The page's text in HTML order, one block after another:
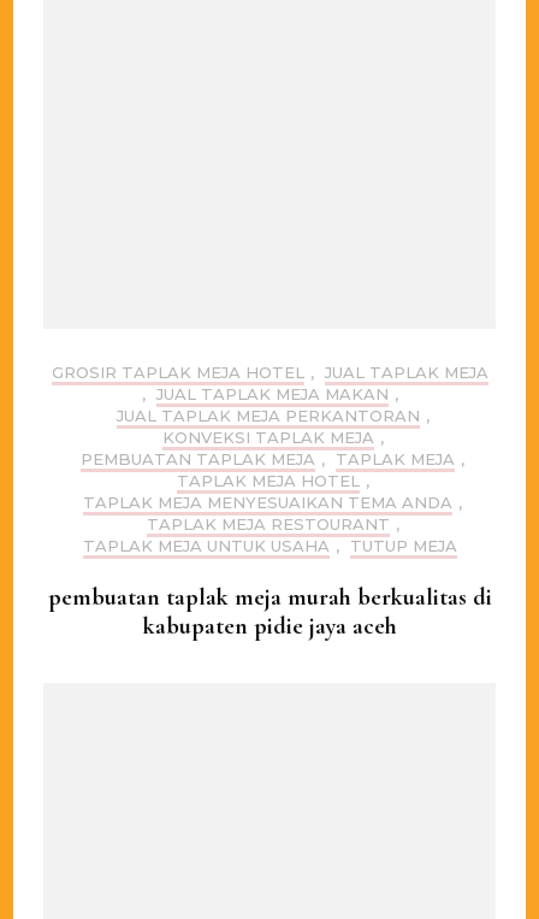
GROSIR TAPLAK MEJA HOTEL , JUAL TAPLAK MEJA
, JUAL TAPLAK MEJA MAKAN ,
JUAL TAPLAK MEJA PERKANTORAN ,
KONVEKSI TAPLAK MEJA ,
PEMBUATAN TAPLAK MEJA , TAPLAK MEJA ,
TAPLAK MEJA HOTEL
,
TAPLAK MEJA MENYESUAIKAN TEMA ANDA ,
TAPLAK MEJA RESTOURANT ,
TAPLAK MEJA UNTUK USAHA , TUTUP MEJA
pembuatan taplak meja murah berkualitas di
kabupaten pidie jaya aceh